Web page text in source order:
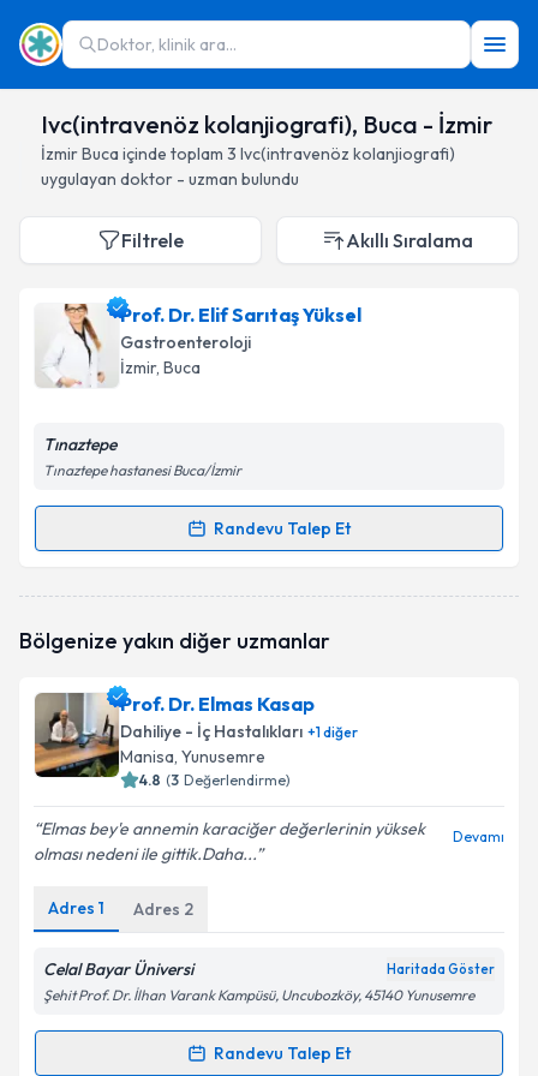
Doktor, klinik ara...
Ivc(intravenöz kolanjiografi), Buca - İzmir
İzmirBuca içinde toplam 3 Ivc(intravenöz kolanjiografi)
uygulayan doktor - uzman bulundu
Filtrele Akıllı Sıralama
Prof. Dr. Elif Sarıtaş Yüksel
Gastroenteroloji
İzmir, Buca
Tınaztepe
Tınaztepe hastanesi Buca/İzmir
Randevu Talep Et
Randevu Takvimi Talebi
talebi oluşturun. Size bu uzmandan randevu almanız
bilgilendireceğiz.
E-posta Adresiniz
Kişisel verilerimin işlenmesine ilişkin
kapsamda işlenmesini kabul ediyorum.
Takvim Talebini Gönder
Bölgenize yakın diğer uzmanlar
Prof. Dr. Elmas Kasap
Dahiliye - İç Hastalıkları +1diğer
Manisa, Yunusemre
4.8 (3 Değerlendirme)
Elmas bey'e annemin karaciğer değerlerinin yüksek
olması nedeni ile gittik.Daha...
Devamı
Adres 1 Adres 2
Celal Bayar Üniversi Haritada Göster
Şehit Prof. Dr. İlhan Varank Kampüsü, Uncubozköy, 45140 Yunusemre
Randevu Talep Et
Randevu Takvimi Talebi